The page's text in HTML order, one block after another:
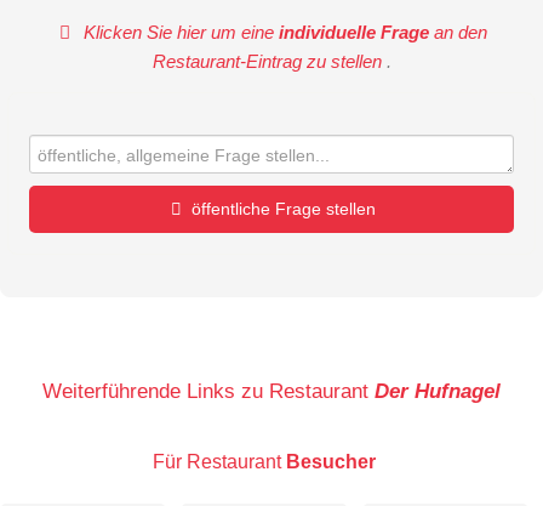
Klicken Sie hier um eineindividuelle Frage an den
Restaurant-Eintrag zu stellen .
öffentliche Frage stellen
E-Mail-Adresse (wird nicht veröffentlicht)
Weiterführende Links zu Restaurant Der Hufnagel
Für Restaurant Besucher